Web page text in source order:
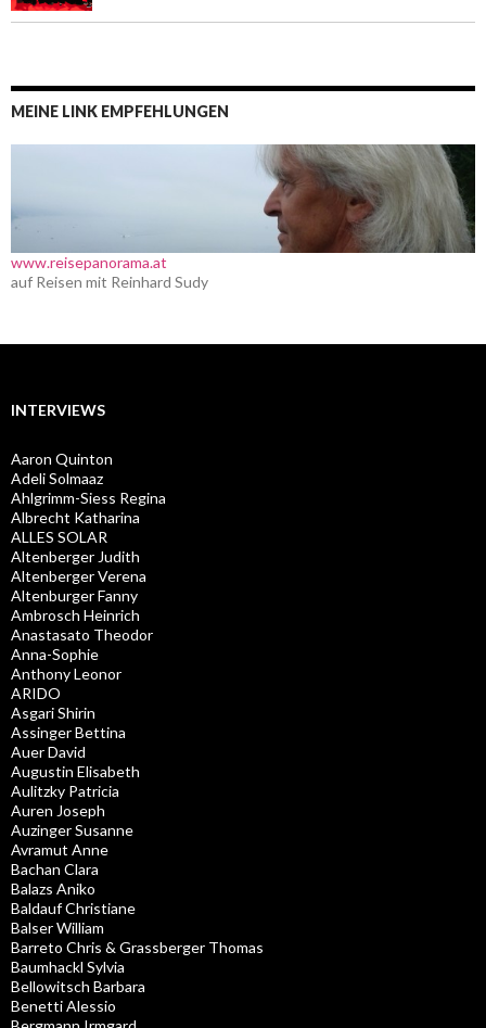
MEINE LINK EMPFEHLUNGEN
www.reisepanorama.at
auf Reisen mit Reinhard Sudy
INTERVIEWS
Aaron Quinton
Adeli Solmaaz
Ahlgrimm-Siess Regina
Albrecht Katharina
ALLES SOLAR
Altenberger Judith
Altenberger Verena
Altenburger Fanny
Ambrosch Heinrich
Anastasato Theodor
Anna-Sophie
Anthony Leonor
ARIDO
Asgari Shirin
Assinger Bettina
Auer David
Augustin Elisabeth
Aulitzky Patricia
Auren Joseph
Auzinger Susanne
Avramut Anne
Bachan Clara
Balazs Aniko
Baldauf Christiane
Balser William
Barreto Chris & Grassberger Thomas
Baumhackl Sylvia
Bellowitsch Barbara
Benetti Alessio